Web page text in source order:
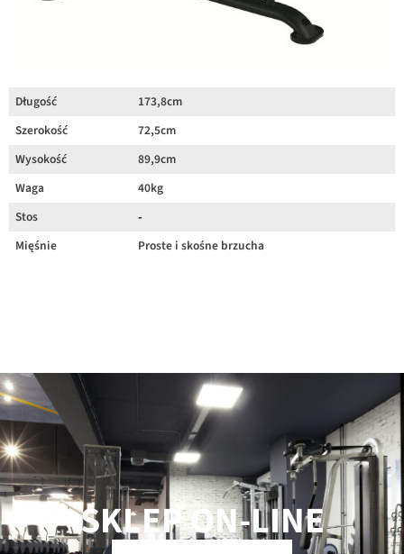
Długość
173,8cm
Szerokość
72,5cm
Wysokość
89,9cm
Waga
40kg
Stos
‐
Mięśnie
Proste i skośne brzucha
SKLEP ON-LINE